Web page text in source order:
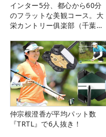
インター5分、都心から60分
のフラットな美観コース。大
栄カントリー俱楽部（千葉
仲宗根澄香が平均パット数
『TRTL』で6人抜き！